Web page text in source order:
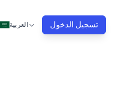
العربية تسجيل الدخول